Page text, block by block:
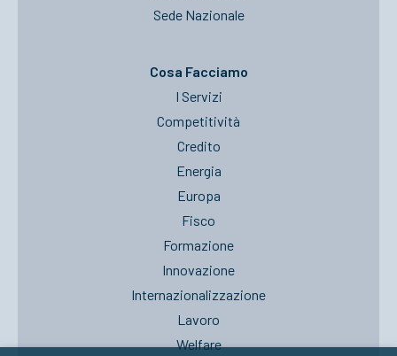
Sede Nazionale
Cosa Facciamo
I Servizi
Competitività
Credito
Energia
Europa
Fisco
Formazione
Innovazione
Internazionalizzazione
Lavoro
Welfare